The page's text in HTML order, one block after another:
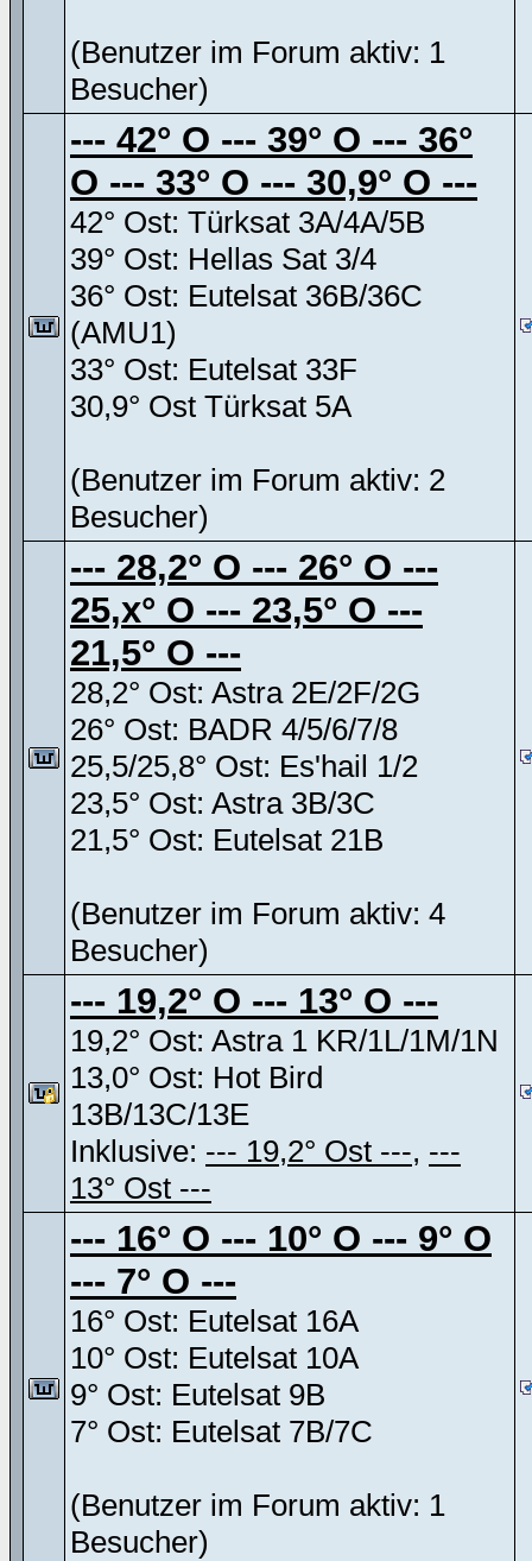
(Benutzer im Forum aktiv: 1
Besucher)
--- 42° O --- 39° O --- 36°
O --- 33° O --- 30,9° O ---
42° Ost: Türksat 3A/4A/5B
39° Ost: Hellas Sat 3/4
36° Ost: Eutelsat 36B/36C
(AMU1)
33° Ost: Eutelsat 33F
30,9° Ost Türksat 5A
(Benutzer im Forum aktiv: 2
Besucher)
--- 28,2° O --- 26° O ---
25,x° O --- 23,5° O ---
21,5° O ---
28,2° Ost: Astra 2E/2F/2G
26° Ost: BADR 4/5/6/7/8
25,5/25,8° Ost: Es'hail 1/2
23,5° Ost: Astra 3B/3C
21,5° Ost: Eutelsat 21B
(Benutzer im Forum aktiv: 4
Besucher)
--- 19,2° O --- 13° O ---
19,2° Ost: Astra 1 KR/1L/1M/1N
13,0° Ost: Hot Bird
13B/13C/13E
Inklusive: --- 19,2° Ost ---, ---
13° Ost ---
--- 16° O --- 10° O --- 9° O
--- 7° O ---
16° Ost: Eutelsat 16A
10° Ost: Eutelsat 10A
9° Ost: Eutelsat 9B
7° Ost: Eutelsat 7B/7C
(Benutzer im Forum aktiv: 1
Besucher)